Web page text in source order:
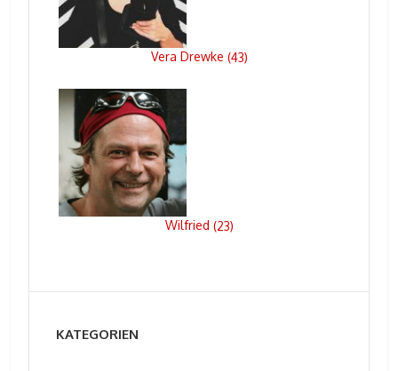
Vera Drewke (43)
Wilfried (23)
KATEGORIEN